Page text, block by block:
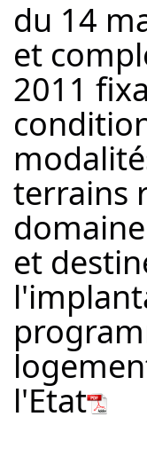
du 14
et
2011
terrains
et
l'Etat